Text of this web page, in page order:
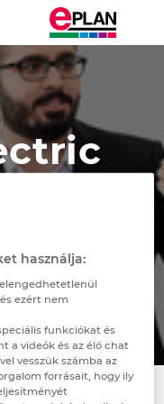
Project
használja:
ezért nem
funkciókat és
a videók és az élő chat
vesszük számba az
forrásait, hogy ily